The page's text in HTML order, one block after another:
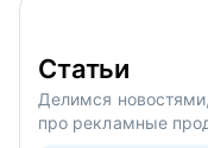
Статьи
Делимся
про рекламные